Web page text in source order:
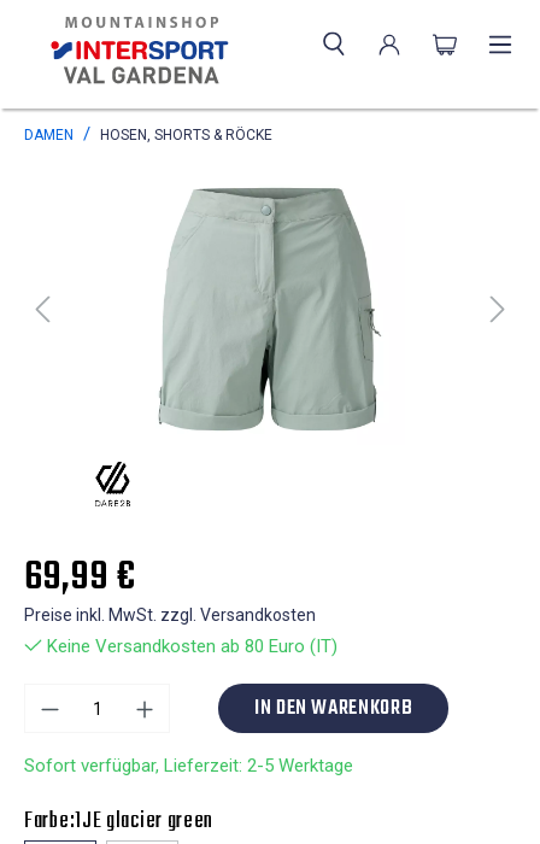
DAMEN HOSEN, SHORTS & RÖCKE
69,99 €
Preise inkl. MwSt. zzgl. Versandkosten
Keine Versandkosten ab 80 Euro (IT)
IN DEN WARENKORB
Sofort verfügbar, Lieferzeit: 2-5 Werktage
Farbe:1JE glacier green